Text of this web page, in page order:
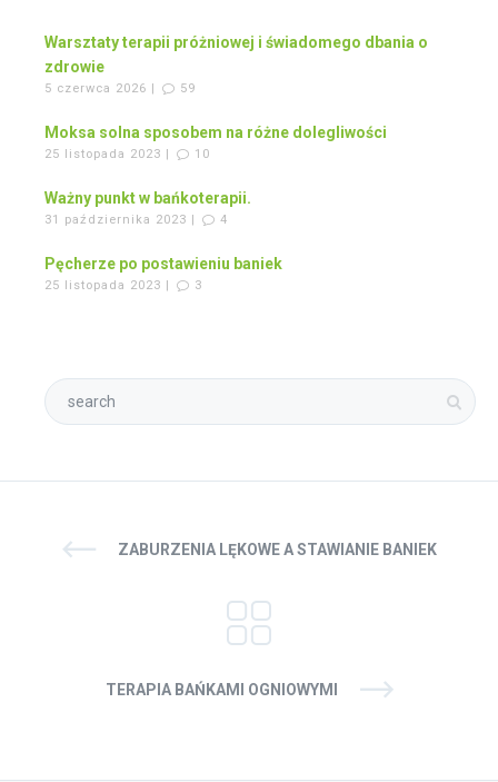
Warsztaty terapii próżniowej i świadomego dbania o
zdrowie
5 czerwca 2026 | 59
Moksa solna sposobem na różne dolegliwości
25 listopada 2023 | 10
Ważny punkt w bańkoterapii.
31 października 2023 | 4
Pęcherze po postawieniu baniek
25 listopada 2023 | 3
ZABURZENIA LĘKOWE A STAWIANIE BANIEK
TERAPIA BAŃKAMI OGNIOWYMI